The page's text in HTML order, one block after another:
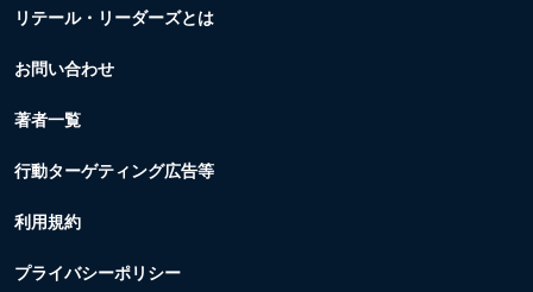
リテール・リーダーズとは
お問い合わせ
著者一覧
行動ターゲティング広告等
利用規約
プライバシーポリシー